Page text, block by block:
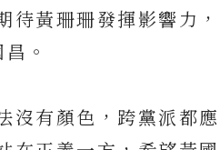
黃珊珊發揮影響力
。
沒有顏色，跨黨派都